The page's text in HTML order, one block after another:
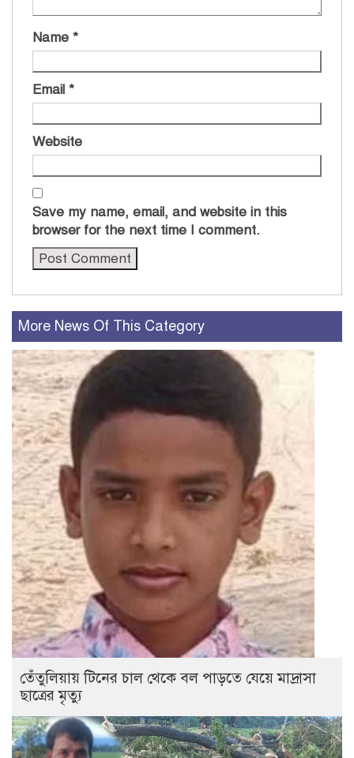
Name *
Email *
Website
Save my name, email, and website in this
browser for the next time I comment.
More News Of This Category
তেঁতুলিয়ায় টিনের চাল থেকে বল পাড়তে যেয়ে মাদ্রাসা
ছাত্রের মৃত্যু